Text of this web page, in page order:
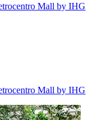
Mall by IHG
Mall by IHG